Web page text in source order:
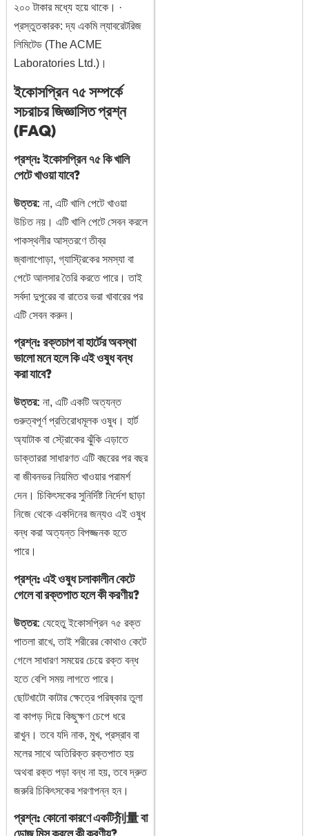
২০০ টাকার মধ্যে হয়ে থাকে। ·
প্রস্তুতকারক: দ্য একমি ল্যাবরেটরিজ
লিমিটেড (The ACME
Laboratories Ltd.)।
ইকোসপ্রিন ৭৫ সম্পর্কে
সচরাচর জিজ্ঞাসিত প্রশ্ন
(FAQ)
প্রশ্ন: ইকোসপ্রিন ৭৫ কি খালি
পেটে খাওয়া যাবে?
উত্তর: না, এটি খালি পেটে খাওয়া
উচিত নয়। এটি খালি পেটে সেবন করলে
পাকস্থলীর আস্তরণে তীব্র
জ্বালাপোড়া, গ্যাস্ট্রিকের সমস্যা বা
পেটে আলসার তৈরি করতে পারে। তাই
সর্বদা দুপুরের বা রাতের ভরা খাবারের পর
এটি সেবন করুন।
প্রশ্ন: রক্তচাপ বা হার্টের অবস্থা
ভালো মনে হলে কি এই ওষুধ বন্ধ
করা যাবে?
উত্তর: না, এটি একটি অত্যন্ত
গুরুত্বপূর্ণ প্রতিরোধমূলক ওষুধ। হার্ট
অ্যাটাক বা স্ট্রোকের ঝুঁকি এড়াতে
ডাক্তাররা সাধারণত এটি বছরের পর বছর
বা জীবনভর নিয়মিত খাওয়ার পরামর্শ
দেন। চিকিৎসকের সুনির্দিষ্ট নির্দেশ ছাড়া
নিজে থেকে একদিনের জন্যও এই ওষুধ
বন্ধ করা অত্যন্ত বিপজ্জনক হতে
পারে।
প্রশ্ন: এই ওষুধ চলাকালীন কেটে
গেলে বা রক্তপাত হলে কী করণীয়?
উত্তর: যেহেতু ইকোসপ্রিন ৭৫ রক্ত
পাতলা রাখে, তাই শরীরের কোথাও কেটে
গেলে সাধারণ সময়ের চেয়ে রক্ত বন্ধ
হতে বেশি সময় লাগতে পারে।
ছোটখাটো কাটার ক্ষেত্রে পরিষ্কার তুলা
বা কাপড় দিয়ে কিছুক্ষণ চেপে ধরে
রাখুন। তবে যদি নাক, মুখ, প্রস্রাব বা
মলের সাথে অতিরিক্ত রক্তপাত হয়
অথবা রক্ত পড়া বন্ধ না হয়, তবে দ্রুত
জরুরি চিকিৎসকের শরণাপন্ন হন।
প্রশ্ন: কোনো কারণে একটি剂量 বা